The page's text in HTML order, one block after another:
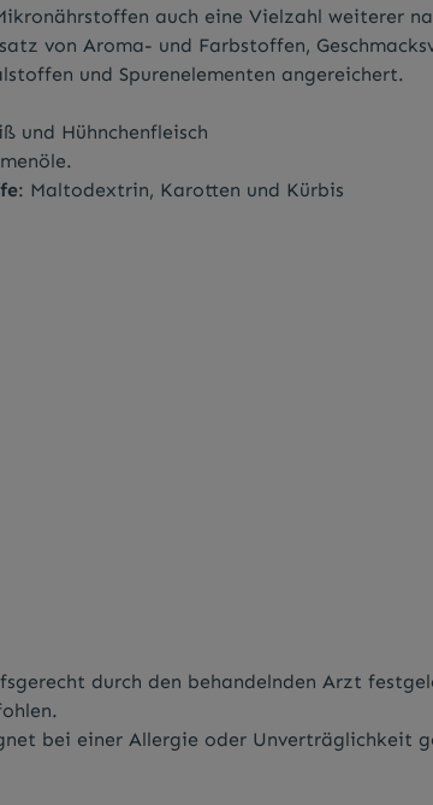
auch eine Vielzahl weiterer
von Aroma- und Farbstoffen,
und Spurenelementen angereichert.
und Hühnchenfleisch
: Maltodextrin, Karotten und Kürbis
durch den behandelnden Arzt
bei einer Allergie oder